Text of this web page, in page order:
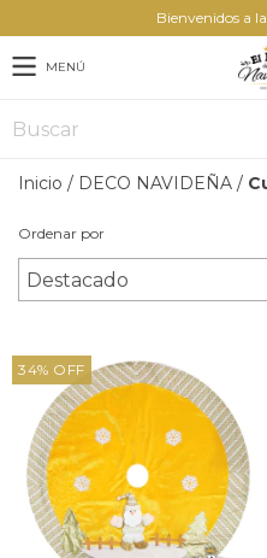
Bienvenidos a
MENÚ
Inicio / DECO NAVIDEÑA /
Ordenar por
34% OFF